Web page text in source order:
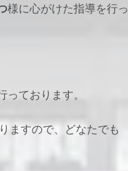
様に心がけた指導を行っ
ております。
ますので、 どなたでも